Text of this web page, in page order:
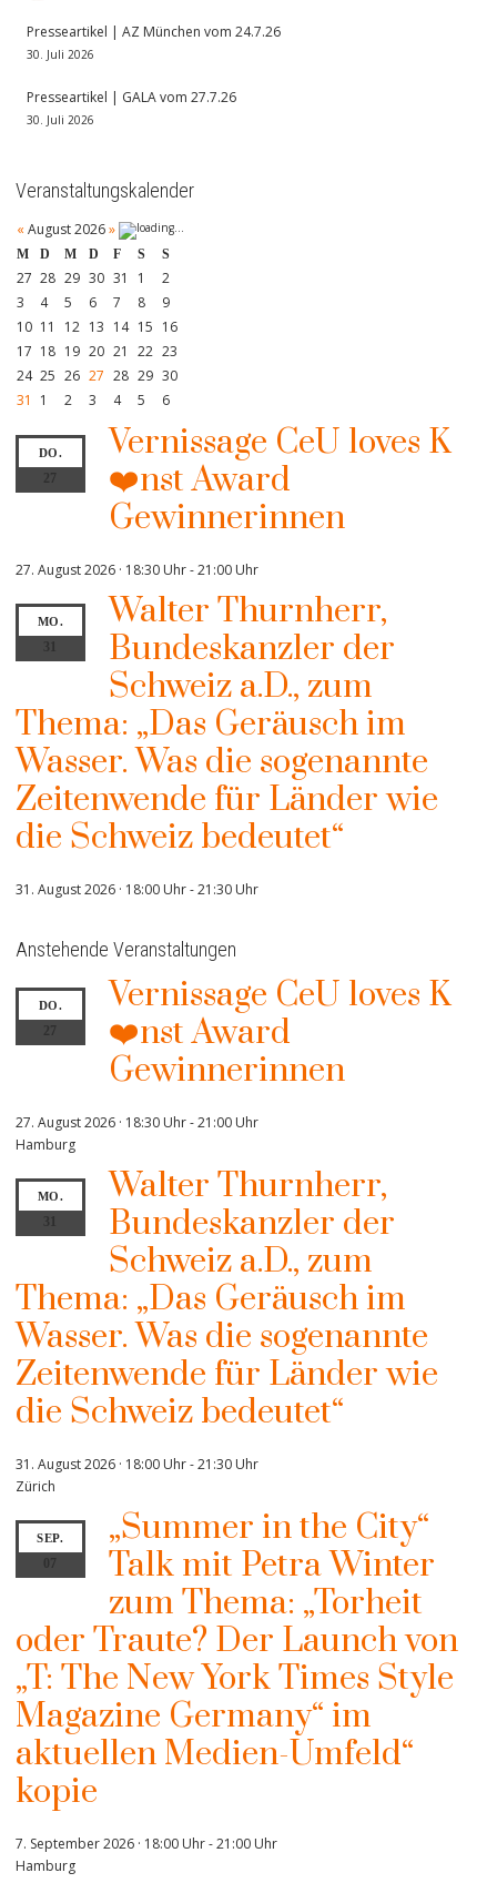
Presseartikel | AZ München vom 24.7.26
30. Juli 2026
Presseartikel | GALA vom 27.7.26
30. Juli 2026
Veranstaltungskalender
« August 2026»
M D M D F S S
27 28 29 30 31 1
2
3
4 5 6 7 8
9
10 11 12 13 14 15 16
17 18 19 20 21 22 23
24 25 26 27 28 29 30
31
1 2 3 4 5 6
DO.
27
Vernissage CeU loves K
❤️nst Award
Gewinnerinnen
27. August 2026 · 18:30 Uhr-21:00 Uhr
MO.
Walter Thurnherr,
Bundeskanzler der
Schweiz a.D., zum
Thema: „Das Geräusch im
Wasser. Was die sogenannte
Zeitenwende für Länder wie
die Schweiz bedeutet“
31. August 2026 · 18:00 Uhr-21:30 Uhr
Anstehende Veranstaltungen
DO.
27
Vernissage CeU loves K
❤️nst Award
Gewinnerinnen
27. August 2026 · 18:30 Uhr-21:00 Uhr
Hamburg
MO.
Walter Thurnherr,
Bundeskanzler der
Schweiz a.D., zum
Thema: „Das Geräusch im
Wasser. Was die sogenannte
Zeitenwende für Länder wie
die Schweiz bedeutet“
31. August 2026 · 18:00 Uhr-21:30 Uhr
Zürich
SEP.
07
„Summer in the City“
Talk mit Petra Winter
zum Thema: „Torheit
oder Traute? Der Launch von
„T: The New York Times Style
Magazine Germany“ im
aktuellen Medien-Umfeld“
kopie
7. September 2026 · 18:00 Uhr-21:00 Uhr
Hamburg